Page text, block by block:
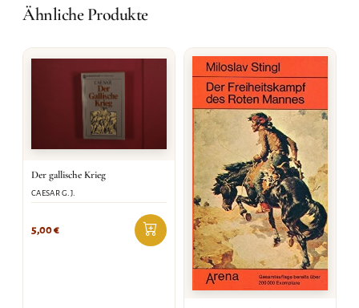
Ähnliche Produkte
Der gallische Krieg
CAESAR G.J.
5,00€